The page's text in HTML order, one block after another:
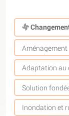
Aménagement
Adaptation au
Solution
Inondation et